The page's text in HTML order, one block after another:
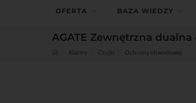
OFERTA BAZA WIEDZY
AGATE Zewnętrzna
Alarmy Czujki Ochrony obwodowej